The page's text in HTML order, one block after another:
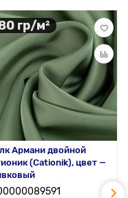
склада и получите
С таким
образы –
гр/м²
Армани двойной
(Cationik), цвет —